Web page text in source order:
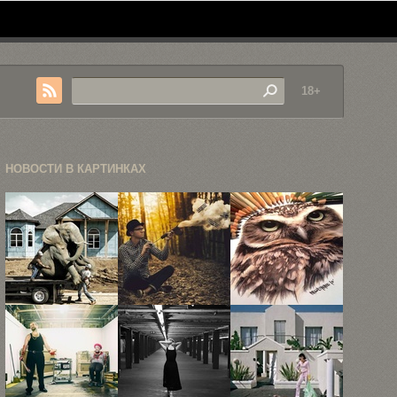
18+
НОВОСТИ В КАРТИНКАХ
Концептуальные
фотографии
Эндрю
Мартина
Концептуальная
фотография
Логана
Зиллмера
Фотореалистичные
иллюстрации
Карлы
Миалинн